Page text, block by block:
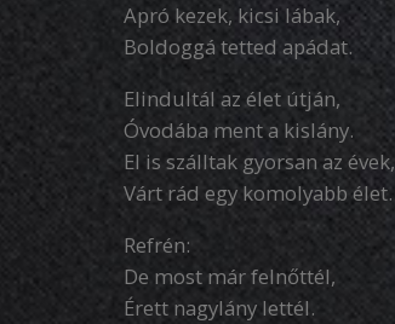
Apró kezek, kicsi lábak,
Boldoggá tetted apádat.
Elindultál az élet útján,
Óvodába ment a kislány.
El is szálltak gyorsan az évek,
Várt rád egy komolyabb élet.
Refrén:
De most már felnőttél,
Érett nagylány lettél.